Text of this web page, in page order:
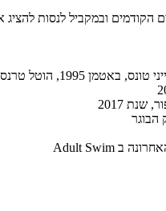
הקודמים ובמקביל לנסות
איירונמאן2 (הסרט בקולנוע)